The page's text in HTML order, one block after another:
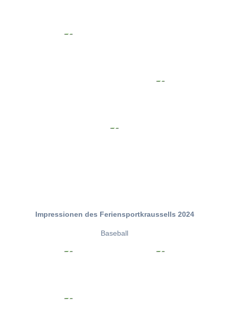
Impressionen des Feriensportkraussells 2024
Baseball